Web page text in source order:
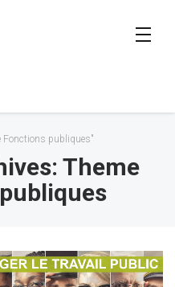
Fonctions publiques"
Theme